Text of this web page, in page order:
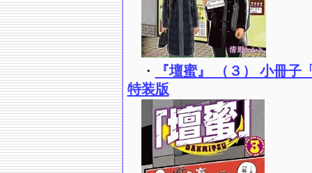
・
『壇蜜』 （３） 小冊
特装版